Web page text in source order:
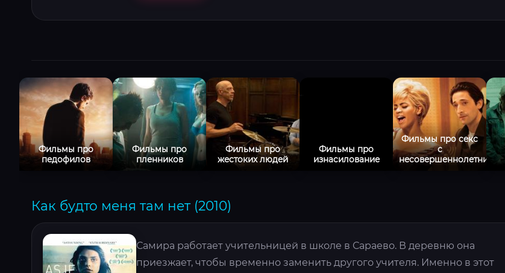
Фильмы про
педофилов
Фильмы про
пленников
Фильмы про
жестоких людей
Фильмы про
изнасилование
Фильмы про секс
с
несовершеннолетними
Как будто меня там нет (2010)
Самира работает учительницей в школе в Сараево. В деревню она
приезжает, чтобы временно заменить другого учителя. Именно в этот